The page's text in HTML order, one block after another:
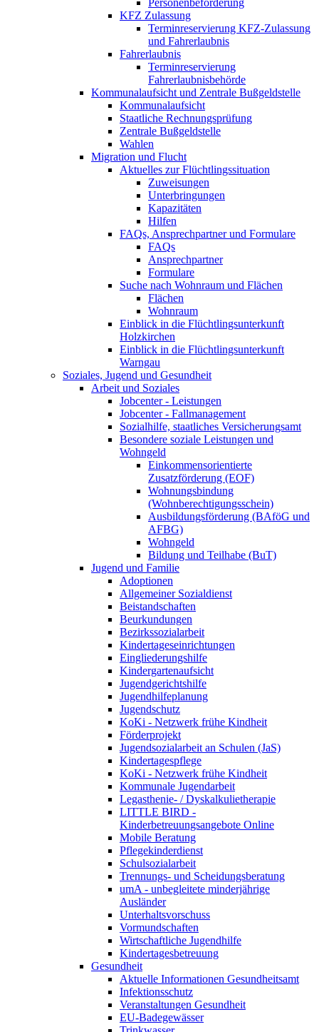
Personenbeförderung
KFZ Zulassung
Terminreservierung KFZ-Zulassung
und Fahrerlaubnis
Fahrerlaubnis
Terminreservierung
Fahrerlaubnisbehörde
Kommunalaufsicht und Zentrale Bußgeldstelle
Kommunalaufsicht
Staatliche Rechnungsprüfung
Zentrale Bußgeldstelle
Wahlen
Migration und Flucht
Aktuelles zur Flüchtlingssituation
Zuweisungen
Unterbringungen
Kapazitäten
Hilfen
FAQs, Ansprechpartner und Formulare
FAQs
Ansprechpartner
Formulare
Suche nach Wohnraum und Flächen
Flächen
Wohnraum
Einblick in die Flüchtlingsunterkunft
Holzkirchen
Einblick in die Flüchtlingsunterkunft
Warngau
Soziales, Jugend und Gesundheit
Arbeit und Soziales
Jobcenter - Leistungen
Jobcenter - Fallmanagement
Sozialhilfe, staatliches Versicherungsamt
Besondere soziale Leistungen und
Wohngeld
Einkommensorientierte
Zusatzförderung (EOF)
Wohnungsbindung
(Wohnberechtigungsschein)
Ausbildungsförderung (BAföG und
AFBG)
Wohngeld
Bildung und Teilhabe (BuT)
Jugend und Familie
Adoptionen
Allgemeiner Sozialdienst
Beistandschaften
Beurkundungen
Bezirkssozialarbeit
Kindertageseinrichtungen
Eingliederungshilfe
Kindergartenaufsicht
Jugendgerichtshilfe
Jugendhilfeplanung
Jugendschutz
KoKi - Netzwerk frühe Kindheit
Förderprojekt
Jugendsozialarbeit an Schulen (JaS)
Kindertagespflege
KoKi - Netzwerk frühe Kindheit
Kommunale Jugendarbeit
Legasthenie- / Dyskalkulietherapie
LITTLE BIRD -
Kinderbetreuungsangebote Online
Mobile Beratung
Pflegekinderdienst
Schulsozialarbeit
Trennungs- und Scheidungsberatung
umA - unbegleitete minderjährige
Ausländer
Unterhaltsvorschuss
Vormundschaften
Wirtschaftliche Jugendhilfe
Kindertagesbetreuung
Gesundheit
Aktuelle Informationen Gesundheitsamt
Infektionsschutz
Veranstaltungen Gesundheit
EU-Badegewässer